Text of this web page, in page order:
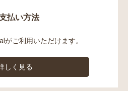
払い方法
がご利用いただけます。
しく見る